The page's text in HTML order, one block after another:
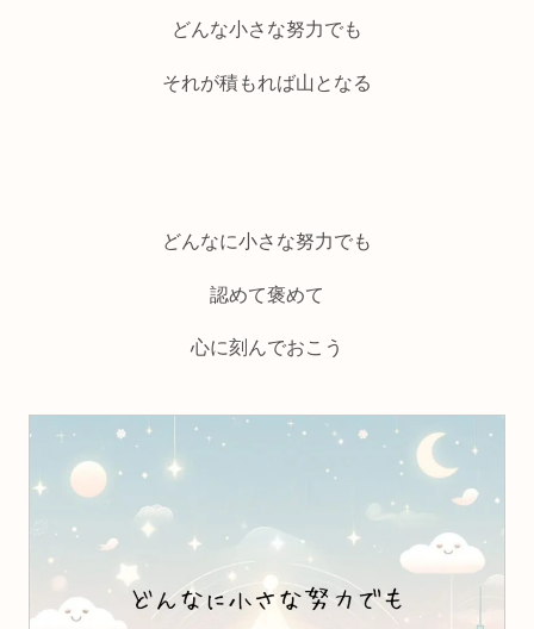
どんな小さな努力でも
それが積もれば山となる
どんなに小さな努力でも
認めて褒めて
心に刻んでおこう